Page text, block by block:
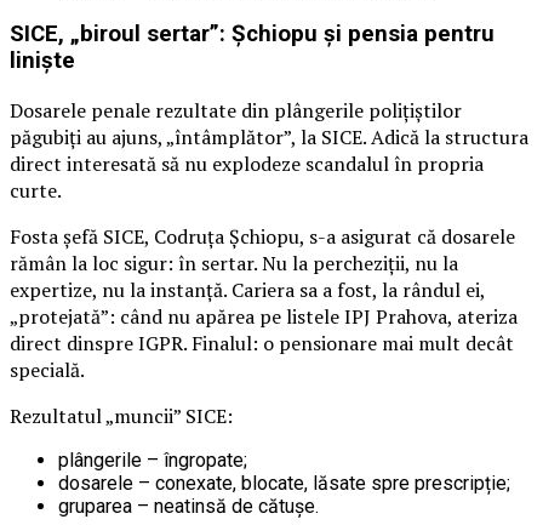
SICE, „biroul sertar”: Șchiopu și pensia pentru
liniște
Dosarele penale rezultate din plângerile polițiștilor
păgubiți au ajuns, „întâmplător”, la SICE. Adică la structura
direct interesată să nu explodeze scandalul în propria
curte.
Fosta șefă SICE, Codruța Șchiopu, s-a asigurat că dosarele
rămân la loc sigur: în sertar. Nu la percheziții, nu la
expertize, nu la instanță. Cariera sa a fost, la rândul ei,
„protejată”: când nu apărea pe listele IPJ Prahova, ateriza
direct dinspre IGPR. Finalul: o pensionare mai mult decât
specială.
Rezultatul „muncii” SICE:
plângerile – îngropate;
dosarele – conexate, blocate, lăsate spre prescripție;
gruparea – neatinsă de cătușe.